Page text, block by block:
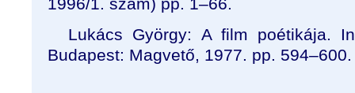
1996/1. szám) pp. 1–66.
Lukács György: A film poétikája.
Budapest: Magvető, 1977. pp. 594–600.